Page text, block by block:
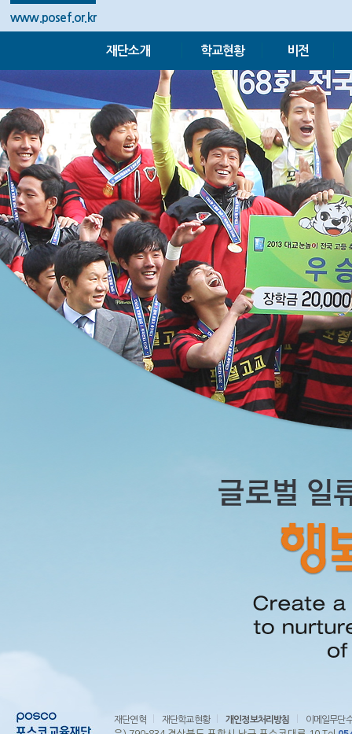
www.posef.or.kr
재단소개 학교현황 비전
재단연혁 재단학교현황 개인정보처리방침 이메일무단